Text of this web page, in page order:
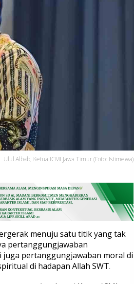
Ulul Albab, Ketua ICMI Jawa Timur (Foto: Istimewa)
menuju satu titik yang tak
pertanggungjawaban
pertanggungjawaban moral di
di hadapan Allah SWT.